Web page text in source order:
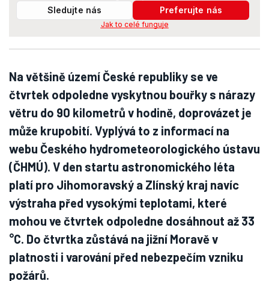
Sledujte nás
Preferujte nás
Jak to celé funguje
Na většině území České republiky se ve
čtvrtek odpoledne vyskytnou bouřky s nárazy
větru do 90 kilometrů v hodině, doprovázet je
může krupobití. Vyplývá to z informací na
webu Českého hydrometeorologického ústavu
(ČHMÚ). V den startu astronomického léta
platí pro Jihomoravský a Zlínský kraj navíc
výstraha před vysokými teplotami, které
mohou ve čtvrtek odpoledne dosáhnout až 33
°C. Do čtvrtka zůstává na jižní Moravě v
platnosti i varování před nebezpečím vzniku
požárů.